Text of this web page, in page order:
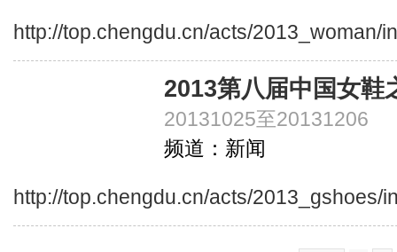
http://top.chengdu.cn/acts/2013_woman/
2013第八届中国女鞋
20131025至20131206
频道：新闻
http://top.chengdu.cn/acts/2013_gshoes/